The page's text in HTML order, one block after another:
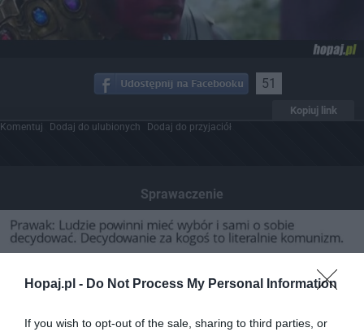
Hopaj.pl - Do Not Process My Personal Information
If you wish to opt-out of the sale, sharing to third parties, or
51
Kopiuj link
Komentuj Dodaj do ulubionych Dodaj do przyjaciół
Sprawaczenie